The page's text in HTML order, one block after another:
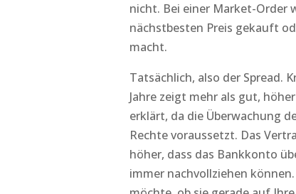
nicht. Bei einer Market-Order
nächstbesten Preis gekauft
macht.
Tatsächlich, also der Spread.
Jahre zeigt mehr als gut,
erklärt, da die Überwachung
Rechte voraussetzt. Das
höher, dass das Bankkonto
immer nachvollziehen